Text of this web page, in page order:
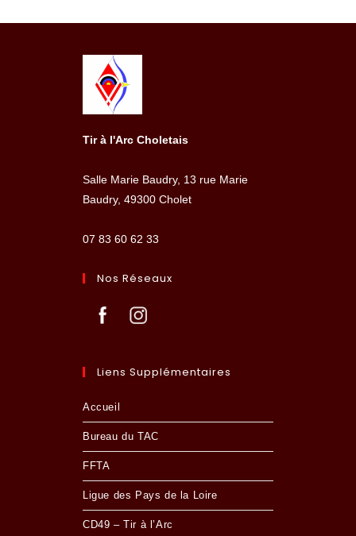
Tir à l'Arc Choletais
Salle Marie Baudry, 13 rue Marie
Baudry, 49300 Cholet
07 83 60 62 33
Nos Réseaux
Liens Supplémentaires
Accueil
Bureau du TAC
FFTA
Ligue des Pays de la Loire
CD49 – Tir à l’Arc